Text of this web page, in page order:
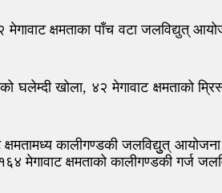
मेगावाट क्षमताका पाँच वटा
खोला, ४२ मेगावाट क्षमताको
कालीगण्डकी जलविद्युुत्
मेगावाट क्षमताको कालीगण्डकी गर्ज